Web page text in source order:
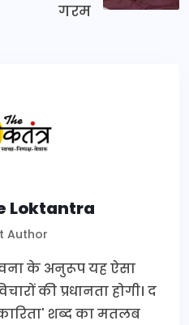
गरम
Loktantra
Author
के अनुरूप यह ऐसा
की प्रधानता होगी। द
शब्द का मतलब